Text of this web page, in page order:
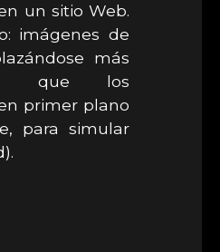
un sitio Web.
imágenes de
más
que los
primer plano
para simular